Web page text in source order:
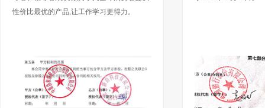
性价比最优的产品,让工作学习更得力。